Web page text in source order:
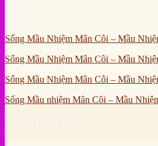
Sống Mầu Nhiệm Mân Côi – Mầu
Sống Mầu Nhiệm Mân Côi – Mầu
Sống Mầu Nhiệm Mân Côi – Mầu
Sống Mầu nhiệm Mân Côi – Mầu